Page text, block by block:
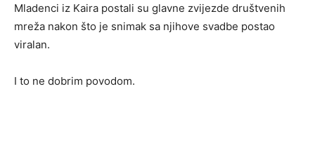
Mladenci iz Kaira postali su glavne zvijezde društvenih
mreža nakon što je snimak sa njihove svadbe postao
viralan.
I to ne dobrim povodom.